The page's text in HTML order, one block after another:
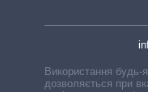
Використання будь-
дозволяється при